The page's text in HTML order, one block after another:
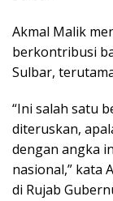
Akmal Malik
berkontribusi
Sulbar,
“Ini salah satu
diteruskan,
dengan angka
nasional,” kata
di Rujab